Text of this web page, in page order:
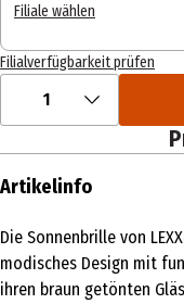
Filiale wählen
Filialverfügbarkeit prüfen
1
Artikelinfo
Die Sonnenbrille von
modisches Design mit
ihren braun getönten